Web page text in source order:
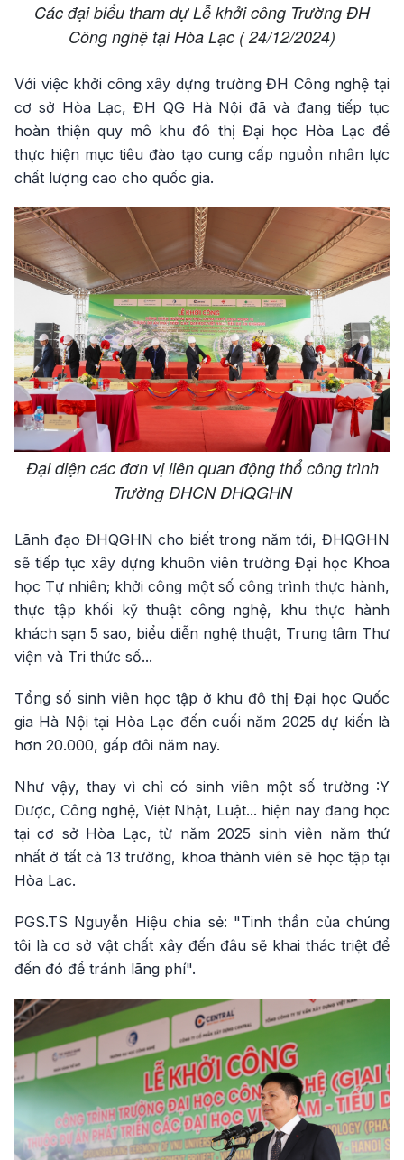
Các đại biểu tham dự Lễ khởi công Trường ĐH
Công nghệ tại Hòa Lạc ( 24/12/2024)
Với việc khởi công xây dựng trường ĐH Công nghệ tại
cơ sở Hòa Lạc, ĐH QG Hà Nội đã và đang tiếp tục
hoàn thiện quy mô khu đô thị Đại học Hòa Lạc để
thực hiện mục tiêu đào tạo cung cấp nguồn nhân lực
chất lượng cao cho quốc gia.
Đại diện các đơn vị liên quan động thổ công trình
Trường ĐHCN ĐHQGHN
Lãnh đạo ĐHQGHN cho biết trong năm tới, ĐHQGHN
sẽ tiếp tục xây dựng khuôn viên trường Đại học Khoa
học Tự nhiên; khởi công một số công trình thực hành,
thực tập khối kỹ thuật công nghệ, khu thực hành
khách sạn 5 sao, biểu diễn nghệ thuật, Trung tâm Thư
viện và Tri thức số...
Tổng số sinh viên học tập ở khu đô thị Đại học Quốc
gia Hà Nội tại Hòa Lạc đến cuối năm 2025 dự kiến là
hơn 20.000, gấp đôi năm nay.
Như vậy, thay vì chỉ có sinh viên một số trường :Y
Dược, Công nghệ, Việt Nhật, Luật... hiện nay đang học
tại cơ sở Hòa Lạc, từ năm 2025 sinh viên năm thứ
nhất ở tất cả 13 trường, khoa thành viên sẽ học tập tại
Hòa Lạc.
PGS.TS Nguyễn Hiệu chia sẻ: "Tinh thần của chúng
tôi là cơ sở vật chất xây đến đâu sẽ khai thác triệt để
đến đó để tránh lãng phí".